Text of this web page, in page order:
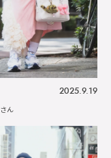
2025.9.19
さん